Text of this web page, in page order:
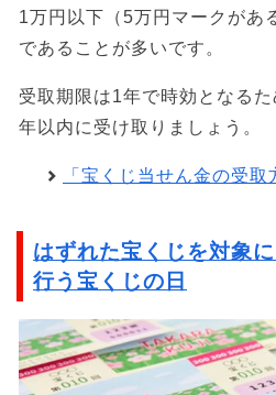
1万円以下（5万円マークがあ
であることが多いです。
受取期限は1年で時効となるた
年以内に受け取りましょう。
「宝くじ当せん金の受
はずれた宝くじを対象
行う宝くじの日